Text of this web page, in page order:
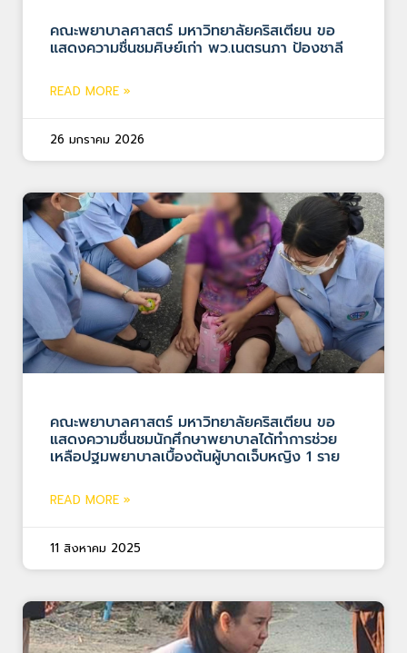
คณะพยาบาลศาสตร์ มหาวิทยาลัยคริสเตียน ขอ
แสดงความชื่นชมศิษย์เก่า พว.เนตรนภา ป้องชาลี
READ MORE »
26 มกราคม 2026
คณะพยาบาลศาสตร์ มหาวิทยาลัยคริสเตียน ขอ
แสดงความชื่นชมนักศึกษาพยาบาลได้ทำการช่วย
เหลือปฐมพยาบาลเบื้องต้นผู้บาดเจ็บหญิง 1 ราย
READ MORE »
11 สิงหาคม 2025